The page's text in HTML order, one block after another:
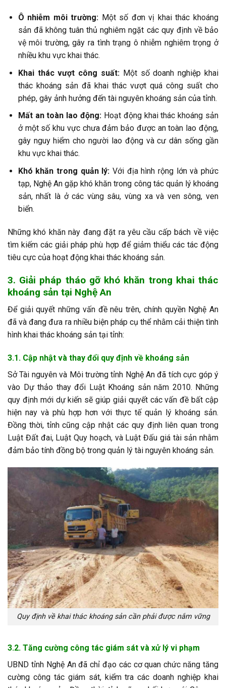
Ô nhiễm môi trường: Một số đơn vị khai thác khoáng
sản đã không tuân thủ nghiêm ngặt các quy định về bảo
vệ môi trường, gây ra tình trạng ô nhiễm nghiêm trọng ở
nhiều khu vực khai thác.
Khai thác vượt công suất: Một số doanh nghiệp khai
thác khoáng sản đã khai thác vượt quá công suất cho
phép, gây ảnh hưởng đến tài nguyên khoáng sản của tỉnh.
Mất an toàn lao động: Hoạt động khai thác khoáng sản
ở một số khu vực chưa đảm bảo được an toàn lao động,
gây nguy hiểm cho người lao động và cư dân sống gần
khu vực khai thác.
Khó khăn trong quản lý:Với địa hình rộng lớn và phức
tạp, Nghệ An gặp khó khăn trong công tác quản lý khoáng
sản, nhất là ở các vùng sâu, vùng xa và ven sông, ven
biển.
Những khó khăn này đang đặt ra yêu cầu cấp bách về việc
tìm kiếm các giải pháp phù hợp để giảm thiểu các tác động
tiêu cực của hoạt động khai thác khoáng sản.
3. Giải pháp tháo gỡ khó khăn trong khai thác
khoáng sản tại Nghệ An
Để giải quyết những vấn đề nêu trên, chính quyền Nghệ An
đã và đang đưa ra nhiều biện pháp cụ thể nhằm cải thiện tình
hình khai thác khoáng sản tại tỉnh:
3.1. Cập nhật và thay đổi quy định về khoáng sản
Sở Tài nguyên và Môi trường tỉnh Nghệ An đã tích cực góp ý
vào Dự thảo thay đổi Luật Khoáng sản năm 2010. Những
quy định mới dự kiến sẽ giúp giải quyết các vấn đề bất cập
hiện nay và phù hợp hơn với thực tế quản lý khoáng sản.
Đồng thời, tỉnh cũng cập nhật các quy định liên quan trong
Luật Đất đai, Luật Quy hoạch, và Luật Đấu giá tài sản nhằm
đảm bảo tính đồng bộ trong quản lý tài nguyên khoáng sản.
Quy định về khai thác khoáng sản cần phải được nắm vững
3.2. Tăng cường công tác giám sát và xử lý vi phạm
UBND tỉnh Nghệ An đã chỉ đạo các cơ quan chức năng tăng
cường công tác giám sát, kiểm tra các doanh nghiệp khai